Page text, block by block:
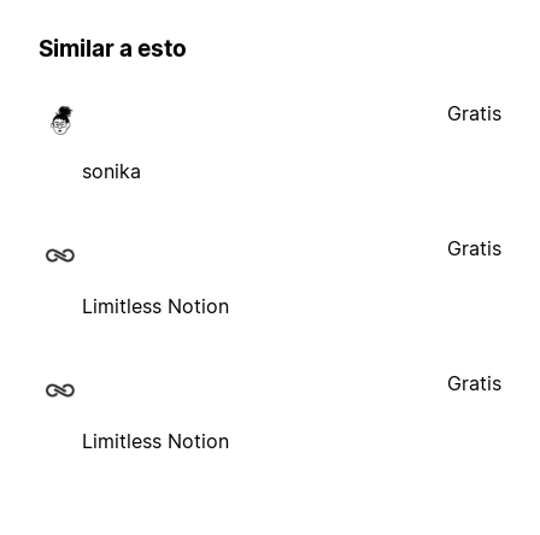
Similar a esto
sonika
Gratis
Limitless Notion
Gratis
Limitless Notion
Gratis